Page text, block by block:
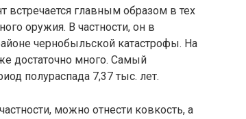
главным образом в тех
оружия. В частности, он в
чернобыльской катастрофы. На
достаточно много. Самый
полураспада 7,37 тыс. лет.
можно отнести ковкость, а